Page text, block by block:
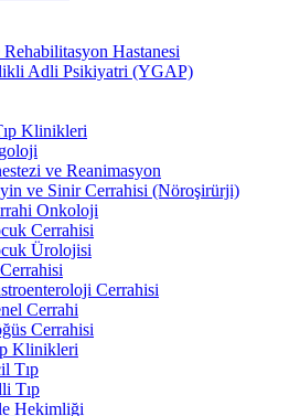
Hastanesi
Adli Psikiyatri (YGAP)
Klinikleri
ve Reanimasyon
ve Sinir Cerrahisi (Nöroşirürji)
Onkoloji
Cerrahisi
Ürolojisi
Cerrahisi
Cerrahi
Cerrahisi
Klinikleri
Tıp
Tıp
Hekimliği